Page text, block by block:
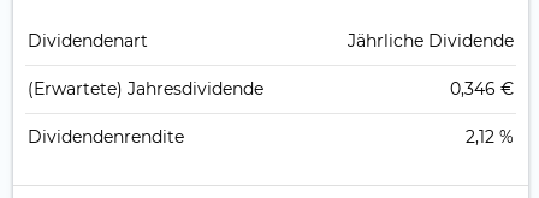
Dividendenart Jährliche Dividende
(Erwartete) Jahresdividende 0,346 €
Dividendenrendite 2,12 %